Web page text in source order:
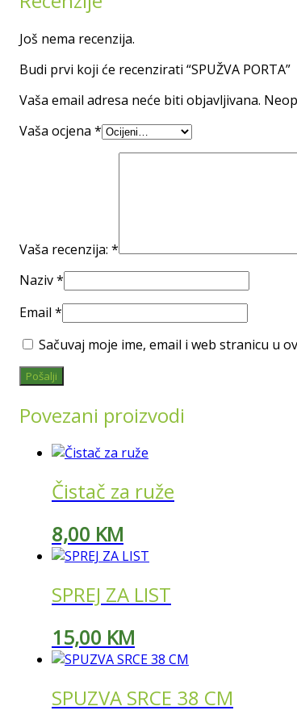
Još nema recenzija.
Budi prvi koji će recenzirati “SPUŽVA PORTA”
Vaša email adresa neće biti objavljivana.
Vaša ocjena *
Vaša recenzija: *
Naziv*
Email *
Sačuvaj moje ime, email i web stranicu u
Povezani proizvodi
Čistač za ruže
8,00 KM
SPREJ ZA LIST
15,00 KM
SPUZVA SRCE 38 CM